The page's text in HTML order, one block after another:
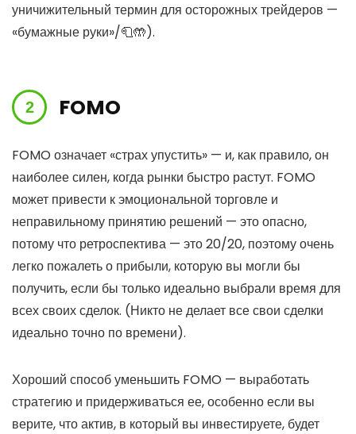
уничижительный термин для осторожных трейдеров —
«бумажные руки»/🧻🤲).
FOMO
FOMO означает «страх упустить» — и, как правило, он
наиболее силен, когда рынки быстро растут. FOMO
может привести к эмоциональной торговле и
неправильному принятию решений — это опасно,
потому что ретроспектива — это 20/20, поэтому очень
легко пожалеть о прибыли, которую вы могли бы
получить, если бы только идеально выбрали время для
всех своих сделок. (Никто не делает все свои сделки
идеально точно по времени).
Хороший способ уменьшить FOMO — выработать
стратегию и придерживаться ее, особенно если вы
верите, что актив, в который вы инвестируете, будет